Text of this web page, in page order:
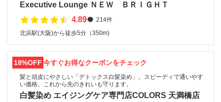
Executive Lounge ＮＥＷ ＢＲＩＧＨＴ
4.89
214件
北浜駅(大阪)から徒歩5分（350m)
18%OFF 今すぐお得なクーポンをチェック
髪と頭皮にやさしい「デトックス白髪染め」。スピーディで通いやす
い価格。これから先のきれいも守ります。
白髪染め エイジングケア専門店COLORS 天満橋店